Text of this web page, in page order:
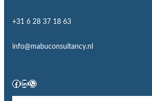
+31 6 28 37 18 63
info@mabuconsultancy.nl
Facebook LinkedIn WhatsApp